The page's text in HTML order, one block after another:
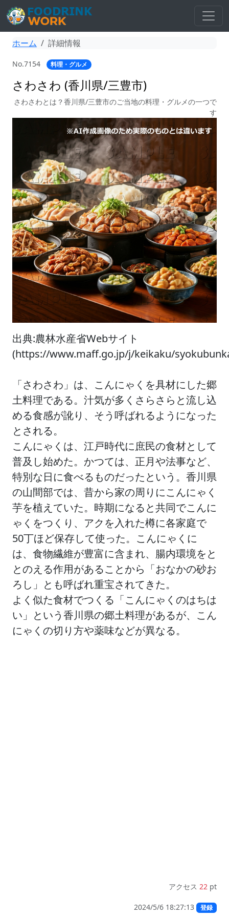
ホーム 詳細情報
No.7154 料理・グルメ
さわさわ (香川県/三豊市)
さわさわとは？香川県/三豊市のご当地の料理・グルメの一つで
す
出典:農林水産省Webサイト
(https://www.maff.go.jp/j/keikaku/
「さわさわ」は、こんにゃくを具材にした郷
土料理である。汁気が多くさらさらと流し込
める食感が訛り、そう呼ばれるようになった
とされる。
こんにゃくは、江戸時代に庶民の食材として
普及し始めた。かつては、正月や法事など、
特別な日に食べるものだったという。香川県
の山間部では、昔から家の周りにこんにゃく
芋を植えていた。時期になると共同でこんに
ゃくをつくり、アクを入れた樽に各家庭で
50丁ほど保存して使った。こんにゃくに
は、食物繊維が豊富に含まれ、腸内環境をと
とのえる作用があることから「おなかの砂お
ろし」とも呼ばれ重宝されてきた。
よく似た食材でつくる「こんにゃくのはちは
い」という香川県の郷土料理があるが、こん
にゃくの切り方や薬味などが異なる。
アクセス 22 pt
2024/5/6 18:27:13 登録